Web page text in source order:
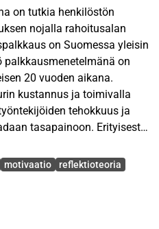
on tutkia henkilöstön
nojalla rahoitusalan
on Suomessa yleisin
on
20 vuoden aikana.
kustannus ja toimivalla
tehokkuus ja
tasapainoon. Erityisesti
palkitsemisen keino ja
työntekijän
motivaatio
reflektioteoria